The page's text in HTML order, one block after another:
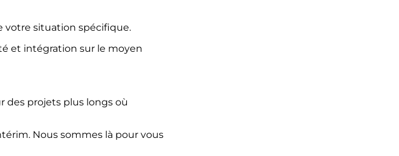
votre situation spécifique.
et intégration sur le moyen
des projets plus longs où
Nous sommes là pour vous